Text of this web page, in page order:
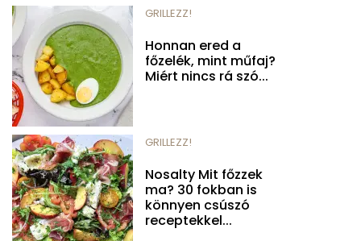
GRILLEZZ!
Honnan ered a
főzelék, mint műfaj?
Miért nincs rá szó...
GRILLEZZ!
Nosalty Mit főzzek
ma? 30 fokban is
könnyen csúszó
receptekkel...